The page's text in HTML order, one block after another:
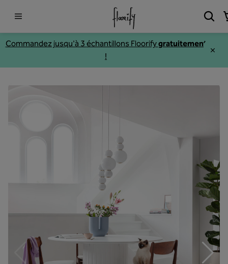
Commandez jusqu'à 3 échantillons Floorifygratuitement
!